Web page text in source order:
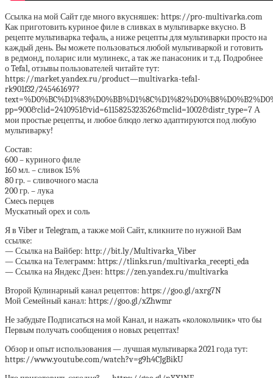
Ссылка на мой Сайт где много вкусняшек: https://pro-multivarka.com
Как приготовить куриное филе в сливках в мультиварке вкусно. В
рецепте мультиварка тефаль, а ниже рецепты для мультиварки просто на
каждый день. Вы можете пользоваться любой мультиваркой и готовить
в редмонд, поларис или мулинекс, а так же панасоник и т.д. Подробнее
о Tefal, отзывы пользователей читайте тут:
https://market.yandex.ru/product—multivarka-tefal-
rk901f32/245461697?
pp=900&clid=2410951&vid=6115825323526&mclid=1002&distr_type=7 А
мои простые рецепты, и любое блюдо легко адаптируются под любую
мультиварку!
Состав:
600 – куриного филе
160 мл. – сливок 15%
80 гр. – сливочного масла
200 гр. – лука
Смесь перцев
Мускатный орех и соль
Я в Viber и Telegram, а также мой Сайт, кликните по нужной Вам
ссылке:
— Ссылка на Вайбер: http://bit.ly/Multivarka_Viber
— Ссылка на Телеграмм: https://tlinks.run/multivarka_recepti_eda
— Ссылка на Яндекс Дзен: https://zen.yandex.ru/multivarka
Второй Кулинарный канал рецептов: https://goo.gl/axrg7N
Мой Семейный канал: https://goo.gl/xZhwmr
Не забудьте Подписаться на мой Канал, и нажать «колокольчик» что бы
Первым получать сообщения о новых рецептах!
Обзор и опыт использования — лучшая мультиварка 2021 года тут:
https://www.youtube.com/watch?v=g9h4CJgBikU